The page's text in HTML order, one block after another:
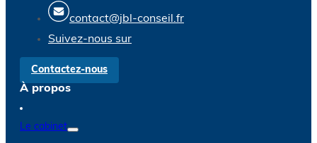
contact@jbl-conseil.fr
Suivez-nous sur
Contactez-nous
À propos
Le cabinet